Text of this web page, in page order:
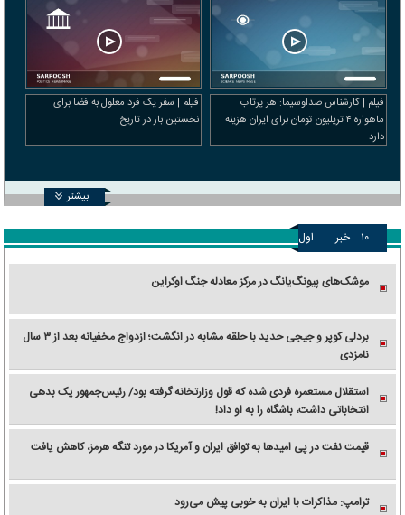
فیلم | کارشناس صداوسیما: هر پرتاب
ماهواره ۴ تریلیون تومان برای ایران هزینه
دارد
فیلم | سفر یک فرد معلول به فضا برای
نخستین بار در تاریخ
بیشتر
۱۰ خبر اول
موشک‌های پیونگ‌یانگ در مرکز معادله جنگ اوکراین
بردلی کوپر و جیجی حدید با حلقه‌ مشابه در انگشت؛ ازدواج مخفیانه بعد از ۳ سال
نامزدی
استقلال مستعمره فردی شده که قول وزارتخانه گرفته بود/ رئیس‌جمهور یک بدهی
انتخاباتی داشت، باشگاه را به او داد!
قیمت نفت در پی امیدها به توافق ایران و آمریکا در مورد تنگه هرمز، کاهش یافت
ترامپ: مذاکرات با ایران به خوبی پیش می‌رود